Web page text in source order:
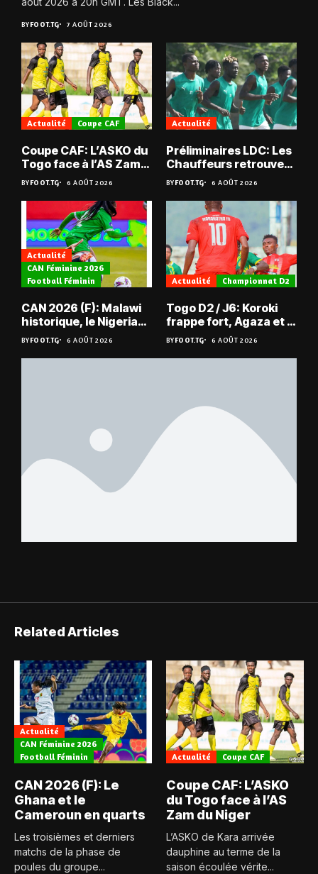
BYFOOT.TG 7 AOÛT 2026
Actualité Coupe CAF
Coupe CAF: L’ASKO du
Togo face à l’AS Zam
du Niger
BYFOOT.TG 6 AOÛT 2026
Actualité
Préliminaires LDC: Les
Chauffeurs retrouvent
les Mimos
BYFOOT.TG 6 AOÛT 2026
Actualité
CAN Féminine 2026
Football Féminin
CAN 2026 (F): Malawi
historique, le Nigeria
sauvé, la Zambie
éliminée
BYFOOT.TG 6 AOÛT 2026
Actualité Championnat D2
Togo D2 / J6: Koroki
frappe fort, Agaza et la
JCA assurent,
suspense avant Sara
FC – Doumbé FC
BYFOOT.TG 6 AOÛT 2026
Related Articles
Actualité
CAN Féminine 2026
Football Féminin
CAN 2026 (F): Le
Ghana et le
Cameroun en quarts
Les troisièmes et derniers
matchs de la phase de
poules du groupe...
Actualité Coupe CAF
Coupe CAF: L’ASKO
du Togo face à l’AS
Zam du Niger
L’ASKO de Kara arrivée
dauphine au terme de la
saison écoulée vérite...